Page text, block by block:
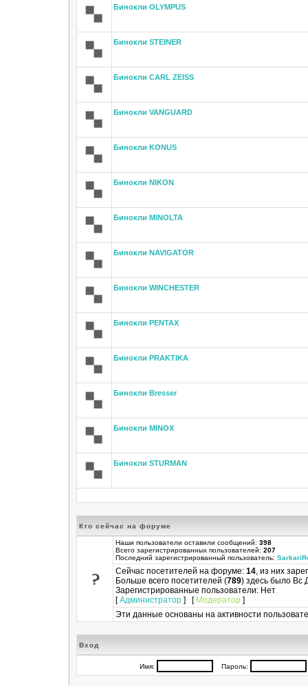
Бинокли OLYMPUS
Бинокли STEINER
Бинокли CARL ZEISS
Бинокли VANGUARD
Бинокли KONUS
Бинокли NIKON
Бинокли MINOLTA
Бинокли NAVIGATOR
Бинокли WINCHESTER
Бинокли PENTAX
Бинокли PRAKTIKA
Бинокли Bresser
Бинокли MINOX
Бинокли STURMAN
Кто сейчас на форуме
Наши пользователи оставили сообщений: 398
Всего зарегистрированных пользователей: 207
Последний зарегистрированный пользователь:
Сейчас посетителей на форуме: 14, из них
Больше всего посетителей (789) здесь было Вс
Зарегистрированные пользователи: Нет
[Администратор ] [ Модератор ]
Эти данные основаны на активности
Вход
Имя: Пароль: